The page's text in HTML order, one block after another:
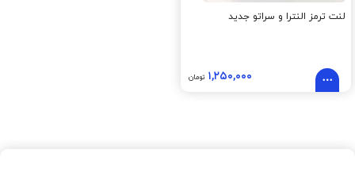
لنت ترمز النترا و سراتو جدید
۱,۲۵۰,۰۰۰ تومان